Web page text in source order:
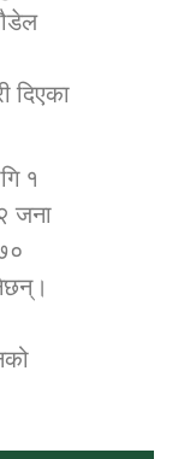
दिएका
१
जना